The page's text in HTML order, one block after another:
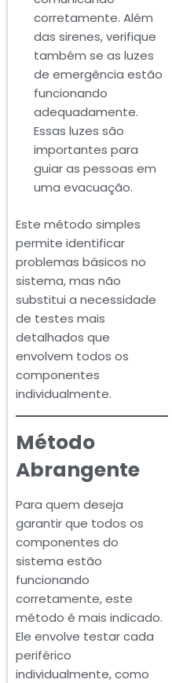
corretamente. Além
das sirenes, verifique
também se as luzes
de emergência estão
funcionando
adequadamente.
Essas luzes são
importantes para
guiar as pessoas em
uma evacuação.
Este método simples
permite identificar
problemas básicos no
sistema, mas não
substitui a necessidade
de testes mais
detalhados que
envolvem todos os
componentes
individualmente.
Método
Abrangente
Para quem deseja
garantir que todos os
componentes do
sistema estão
funcionando
corretamente, este
método é mais indicado.
Ele envolve testar cada
periférico
individualmente, como